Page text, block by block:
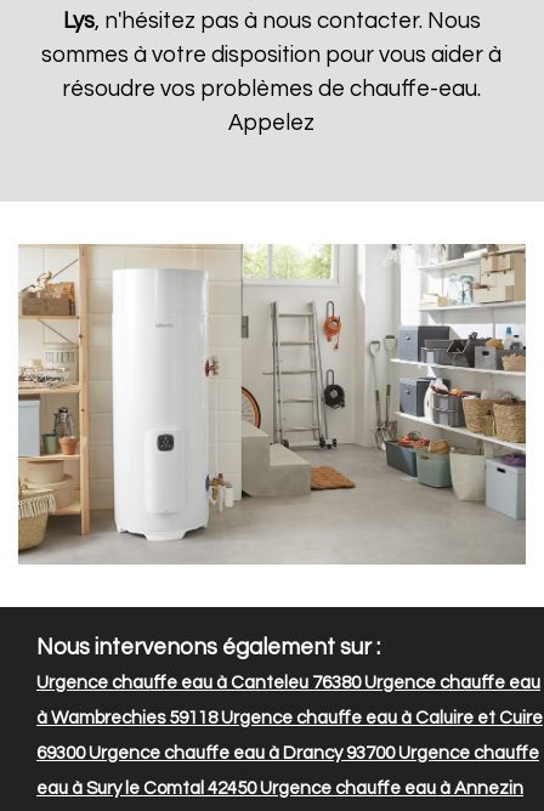
Lys, n'hésitez pas à nous contacter. Nous
sommes à votre disposition pour vous aider à
résoudre vos problèmes de chauffe-eau.
Appelez
Nous intervenons également sur :
Urgence chauffe eau à Canteleu 76380Urgence chauffe eau
à Wambrechies 59118Urgence chauffe eau à Caluire et Cuire
69300Urgence chauffe eau à Drancy 93700Urgence chauffe
eau à Sury le Comtal 42450Urgence chauffe eau à Annezin